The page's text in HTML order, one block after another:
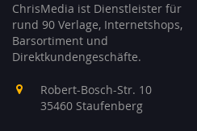
ChrisMedia ist Dienstleister für
rund 90 Verlage, Internetshops,
Barsortiment und
Direktkundengeschäfte.
Robert-Bosch-Str. 10
35460 Staufenberg